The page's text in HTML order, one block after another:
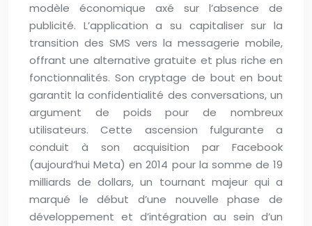
modèle économique axé sur l’absence de
publicité. L’application a su capitaliser sur la
transition des SMS vers la messagerie mobile,
offrant une alternative gratuite et plus riche en
fonctionnalités. Son cryptage de bout en bout
garantit la confidentialité des conversations, un
argument de poids pour de nombreux
utilisateurs. Cette ascension fulgurante a
conduit à son acquisition par Facebook
(aujourd’hui Meta) en 2014 pour la somme de 19
milliards de dollars, un tournant majeur qui a
marqué le début d’une nouvelle phase de
développement et d’intégration au sein d’un